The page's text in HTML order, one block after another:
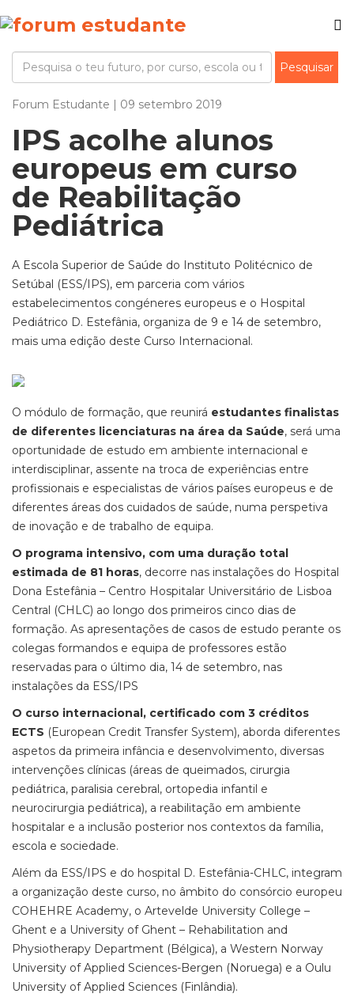
Forum Estudante | 09 setembro 2019
IPS acolhe alunos
europeus em curso
de Reabilitação
Pediátrica
A Escola Superior de Saúde do Instituto Politécnico de
Setúbal (ESS/IPS), em parceria com vários
estabelecimentos congéneres europeus e o Hospital
Pediátrico D. Estefânia, organiza de 9 e 14 de setembro,
mais uma edição deste Curso Internacional.
O módulo de formação, que reunirá estudantes finalistas
de diferentes licenciaturas na área da Saúde, será uma
oportunidade de estudo em ambiente internacional e
interdisciplinar, assente na troca de experiências entre
profissionais e especialistas de vários países europeus e de
diferentes áreas dos cuidados de saúde, numa perspetiva
de inovação e de trabalho de equipa.
O programa intensivo, com uma duração total
estimada de 81 horas, decorre nas instalações do Hospital
Dona Estefânia – Centro Hospitalar Universitário de Lisboa
Central (CHLC) ao longo dos primeiros cinco dias de
formação. As apresentações de casos de estudo perante os
colegas formandos e equipa de professores estão
reservadas para o último dia, 14 de setembro, nas
instalações da ESS/IPS
O curso internacional, certificado com 3 créditos
ECTS (European Credit Transfer System), aborda diferentes
aspetos da primeira infância e desenvolvimento, diversas
intervenções clínicas (áreas de queimados, cirurgia
pediátrica, paralisia cerebral, ortopedia infantil e
neurocirurgia pediátrica), a reabilitação em ambiente
hospitalar e a inclusão posterior nos contextos da família,
escola e sociedade.
Além da ESS/IPS e do hospital D. Estefânia-CHLC, integram
a organização deste curso, no âmbito do consórcio europeu
COHEHRE Academy, o Artevelde University College –
Ghent e a University of Ghent – Rehabilitation and
Physiotherapy Department (Bélgica), a Western Norway
University of Applied Sciences-Bergen (Noruega) e a Oulu
University of Applied Sciences (Finlândia).